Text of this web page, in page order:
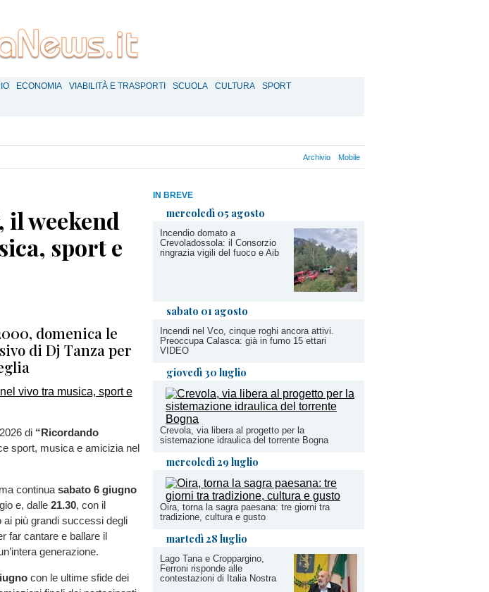
ECONOMIA VIABILITÀ E TRASPORTI SCUOLA CULTURA
SPORT
Archivio Mobile
IN BREVE
mercoledì 05 agosto
Incendio domato a
Crevoladossola: il Consorzio
ringrazia vigili del fuoco e Aib
sabato 01 agosto
Incendi nel Vco, cinque roghi ancora attivi.
Preoccupa Calasca: già in fumo 15 ettari
VIDEO
giovedì 30 luglio
Crevola, via libera al progetto per la
sistemazione idraulica del torrente Bogna
mercoledì 29 luglio
Oira, torna la sagra paesana: tre giorni tra
tradizione, cultura e gusto
martedì 28 luglio
Lago Tana e Croppargino,
Ferroni risponde alle
contestazioni di Italia Nostra
il weekend
sport e
domenica le
di Dj Tanza per
di “Ricordando
sport, musica e amicizia nel
continua sabato 6 giugno
e, dalle 21.30, con il
ai più grandi successi degli
far cantare e ballare il
generazione.
con le ultime sfide dei